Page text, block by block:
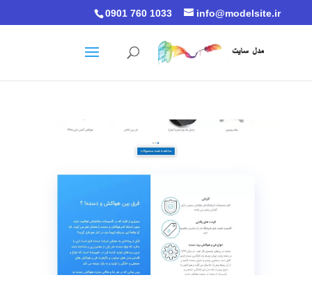
0901 760 1033 info@modelsite.ir